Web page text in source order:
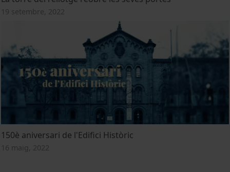
19 setembre, 2022
150è aniversari de l'Edifici Històric
16 maig, 2022